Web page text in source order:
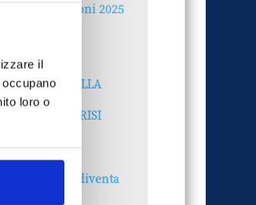
il
loro o
e sanzioni 2025
GESTIONE DELLA
E CRISI
2026
“Modulo CAI” diventa